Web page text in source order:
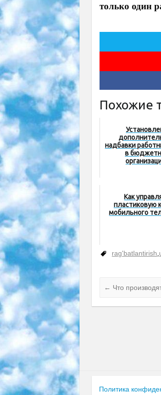
только один
Похожие
надбавки
в
Как
пластиковую
мобильного
rag'batlantirish,
← Что
Политика